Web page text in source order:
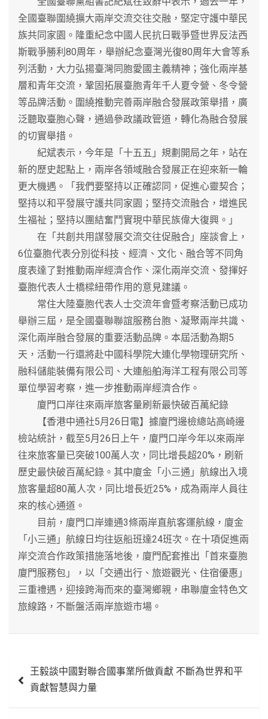
全國臺聯圍繞擴大兩岸交流交往交融，堅定守護中華民
族共同家園。隆重紀念中國人民抗日戰爭暨世界反法西
斯戰爭勝利80周年，舉辦紀念臺灣光復80周年大會等系
列活動，大力弘揚臺灣同胞愛國主義精神；強化兩岸基
層和青年交流，鞏固拓展臺胞青年千人夏令營、冬令營
等品牌活動。圍繞推動完善兩岸融合發展政策舉措，廣
泛聽取臺胞心聲，通過參政議政管道，轉化為融合發展
的切實舉措。
紀斌表示，今年是「十五五」規劃開局之年，站在
新的歷史起點上，兩岸各領域融合發展正在迎來新一輪
更大機遇。「我們要堅持以正確認同，促進心靈契合；
堅持以和平發展守護共同家園；堅持交流融合，增進民
生福祉；堅持以團結奮鬥實現中華民族偉大復興。」
在「共創共用謀發展交流交往促融合」座談會上，
6位臺胞代表分別從科技、經濟、文化、融合等不同角
度表達了對推動兩岸經濟合作、深化兩岸交流、發揮好
臺胞代表人士橋樑紐帶作用的意見建議。
常住大陸臺胞代表人士交流年會暨考察活動已成功
舉辦三屆，是全國臺聯聯誼服務台胞、凝聚兩岸共識、
深化兩岸融合發展的重要活動品牌。本屆活動為期5
天，活動一行還將赴中國科學院大連化學物理研究所、
融科儲能裝備有限公司、大連船舶海洋工程有限公司等
單位學習考察，進一步推動兩岸經濟合作。
廈門口岸往來兩岸旅客量刷新最快破百萬紀錄
【香港中通社5月26日電】據廈門邊檢總站高崎邊
檢站統計，截至5月26日上午，廈門口岸今年以來兩岸
往來旅客量已突破100萬人次，同比增長超20%，刷新
歷史最快破百萬紀錄。其中廈金「小三通」航線出入境
旅客量超80萬人次，同比增長近25%，成為兩岸人員往
來的核心通道。
目前，廈門口岸連通3條兩岸直航客運航線，廈金
「小三通」航線日均往返船班達24班次。在十項促進兩
岸交流合作政策措施落地後，廈門配套推出「首來臺胞
廈門服務包」，以「交通出行、旅遊觀光、住宿優惠」
三重禮遇，迎接跨海而來的臺灣鄉親，串聯廈金特色文
旅線路，不斷盤活兩岸旅遊市場。
章
王毅談中國對聯合國事業所做貢獻 不斷為世界和平
貢獻智慧與力量